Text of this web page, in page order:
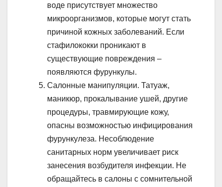
воде присутствует множество
микроорганизмов, которые могут стать
причиной кожных заболеваний. Если
стафилококки проникают в
существующие повреждения –
появляются фурункулы.
Салонные манипуляции. Татуаж,
маникюр, прокалывание ушей, другие
процедуры, травмирующие кожу,
опасны возможностью инфицирования
фурункулеза. Несоблюдение
санитарных норм увеличивает риск
занесения возбудителя инфекции. Не
обращайтесь в салоны с сомнительной